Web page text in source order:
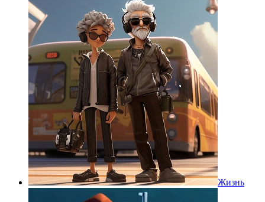
Жизнь